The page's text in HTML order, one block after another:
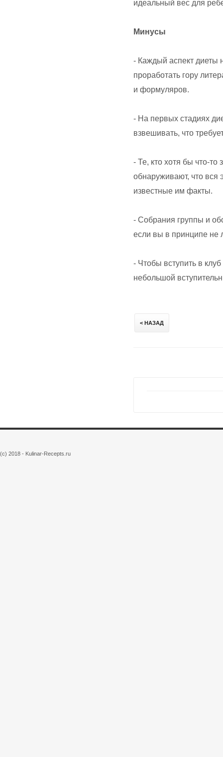
идеальный вес для
Минусы
- Каждый аспект диеты
проработать гору
и формуляров.
- На первых стадиях
взвешивать, что
- Те, кто хотя бы что-
обнаруживают, что вся
известные им факты.
- Собрания группы и
если вы в принципе не
- Чтобы вступить в
небольшой
< НАЗАД
(c) 2018 - Kulinar-Recepts.ru